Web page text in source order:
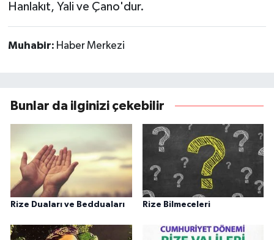
Hanlakıt, Yali ve Çano'dur.
Muhabir: Haber Merkezi
Bunlar da ilginizi çekebilir
Rize Duaları ve Bedduaları Rize Bilmeceleri